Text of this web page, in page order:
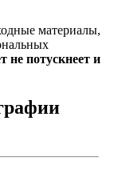
материалы,
не потускнеет и